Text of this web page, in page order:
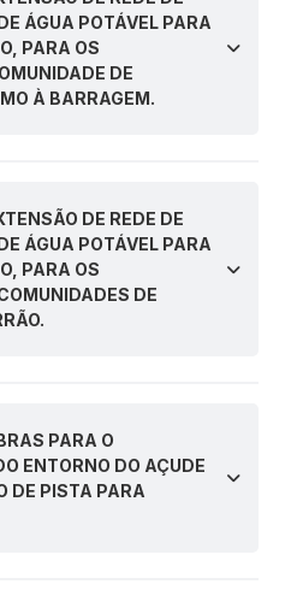
ÁGUA POTÁVEL PARA
PARA OS
DE
À BARRAGEM.
DE REDE DE
ÁGUA POTÁVEL PARA
PARA OS
DE
PARA O
ENTORNO DO AÇUDE
DE PISTA PARA